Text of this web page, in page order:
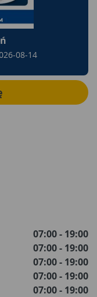
08-14
07:00 - 19:00
07:00 - 19:00
07:00 - 19:00
07:00 - 19:00
07:00 - 19:00